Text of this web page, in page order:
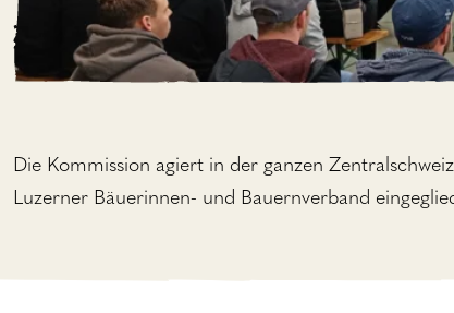
Die Kommission agiert in der ganzen
Luzerner Bäuerinnen- und Bauernverband